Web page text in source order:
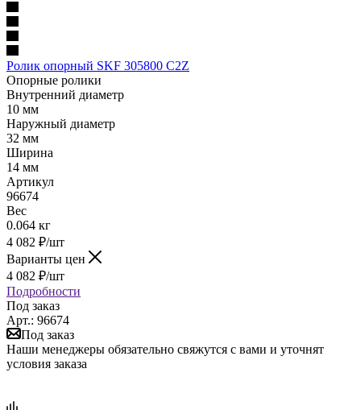
Ролик опорный SKF 305800 C2Z
Опорные ролики
Внутренний диаметр
10 мм
Наружный диаметр
32 мм
Ширина
14 мм
Артикул
96674
Вес
0.064 кг
4 082 ₽/шт
Варианты цен
4 082 ₽/шт
Подробности
Под заказ
Арт.: 96674
Под заказ
Наши менеджеры обязательно свяжутся с вами и уточнят
условия заказа